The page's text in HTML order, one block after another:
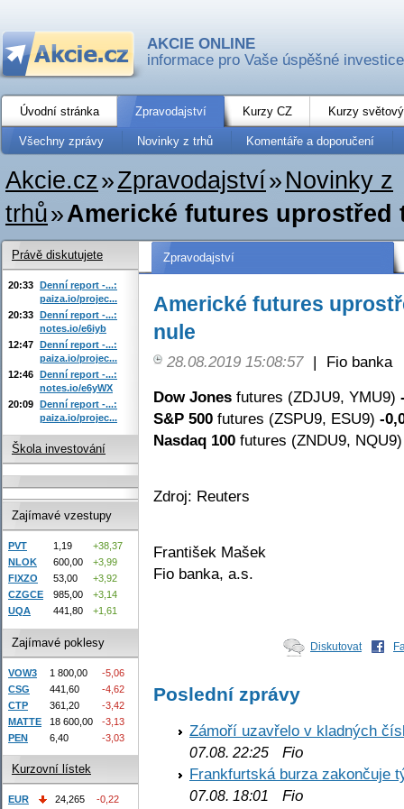
AKCIE ONLINE
informace pro Vaše úspěšné investice
Úvodní stránka Zpravodajství Kurzy CZ Kurzy
Všechny zprávy Novinky z trhů Komentáře a doporučení
Akcie.cz»Zpravodajství» Novinky z
trhů»Americké futures uprostřed
Zpravodajství
Americké futures
nule
28.08.2019 15:08:57 |
Fio banka
Dow Jones futures (ZDJU9, YMU9)
S&P 500 futures (ZSPU9, ESU9) -
Nasdaq 100 futures (ZNDU9,
Zdroj: Reuters
František Mašek
Fio banka, a.s.
Diskutovat
Poslední zprávy
Zámoří uzavřelo v kladných
07.08. 22:25 Fio
Frankfurtská burza zakončuje
07.08. 18:01
Fio
Právě diskutujete
20:33 Denní report -...:
paiza.io/projec...
20:33 Denní report -...:
notes.io/e6iyb
12:47 Denní report -...:
paiza.io/projec...
12:46 Denní report -...:
notes.io/e6yWX
20:09 Denní report -...:
paiza.io/projec...
Škola investování
Zajímavé vzestupy
PVT 1,19
+38,37
NLOK
600,00
+3,99
FIXZO
53,00
+3,92
CZGCE
985,00
+3,14
UQA
441,80 +1,61
Zajímavé poklesy
VOW3 1 800,00
-5,06
CSG
441,60
-4,62
CTP
361,20
-3,42
MATTE
18 600,00
-3,13
PEN
6,40 -3,03
Kurzovní lístek
EUR 24,265
-0,22